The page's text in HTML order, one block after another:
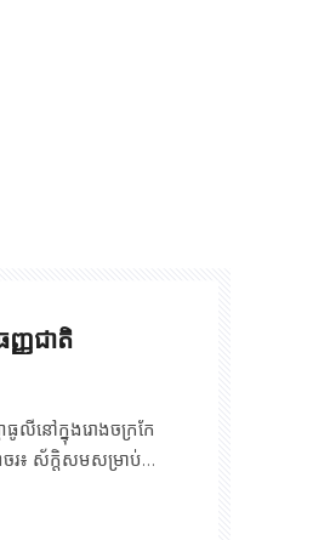
ញ្ញជាតិ
លីនៅក្នុងរោងចក្រកែ
ចរ៖ ស័ក្តិសមសម្រាប់